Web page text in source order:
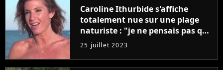
Caroline Ithurbide s'affiche
totalement nue sur une plage
naturiste : "je ne pensais pas que
j'arriverais à le faire..."
25 juillet 2023